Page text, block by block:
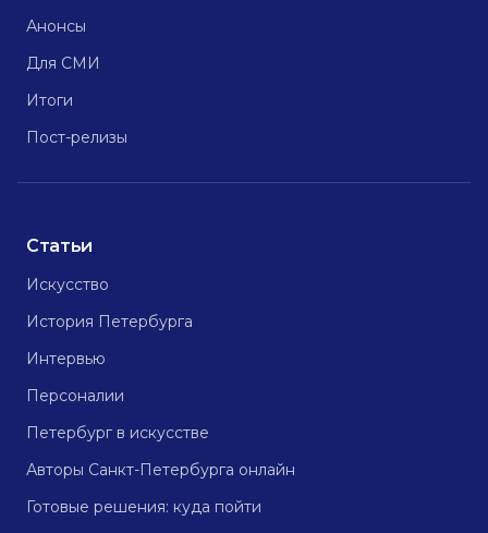
Анонсы
Для СМИ
Итоги
Пост-релизы
Статьи
Искусство
История Петербурга
Интервью
Персоналии
Петербург в искусстве
Авторы Санкт-Петербурга онлайн
Готовые решения: куда пойти